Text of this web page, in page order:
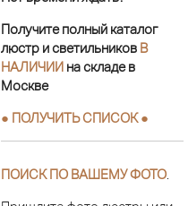
Получите полный каталог
люстр и светильников В
НАЛИЧИИ на складе в
Москве
● ПОЛУЧИТЬ СПИСОК ●
ПОИСК ПО ВАШЕМУ ФОТО